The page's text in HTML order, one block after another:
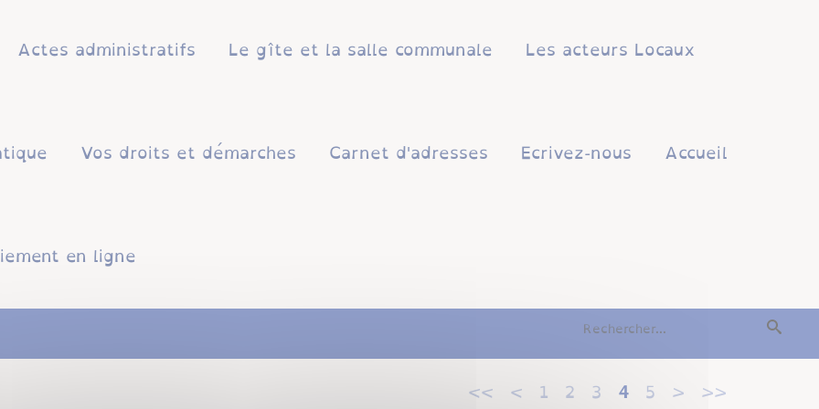
Actes administratifs Le gîte et la salle communale Les acteurs Locaux
Vos droits et démarches Carnet d'adresses Ecrivez-nous Accueil
en ligne
<< < 1 2 3 4 5 > >>